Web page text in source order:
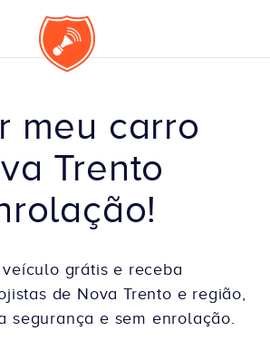
meu carro
Trento
grátis e receba
de Nova Trento e região,
segurança e sem enrolação.